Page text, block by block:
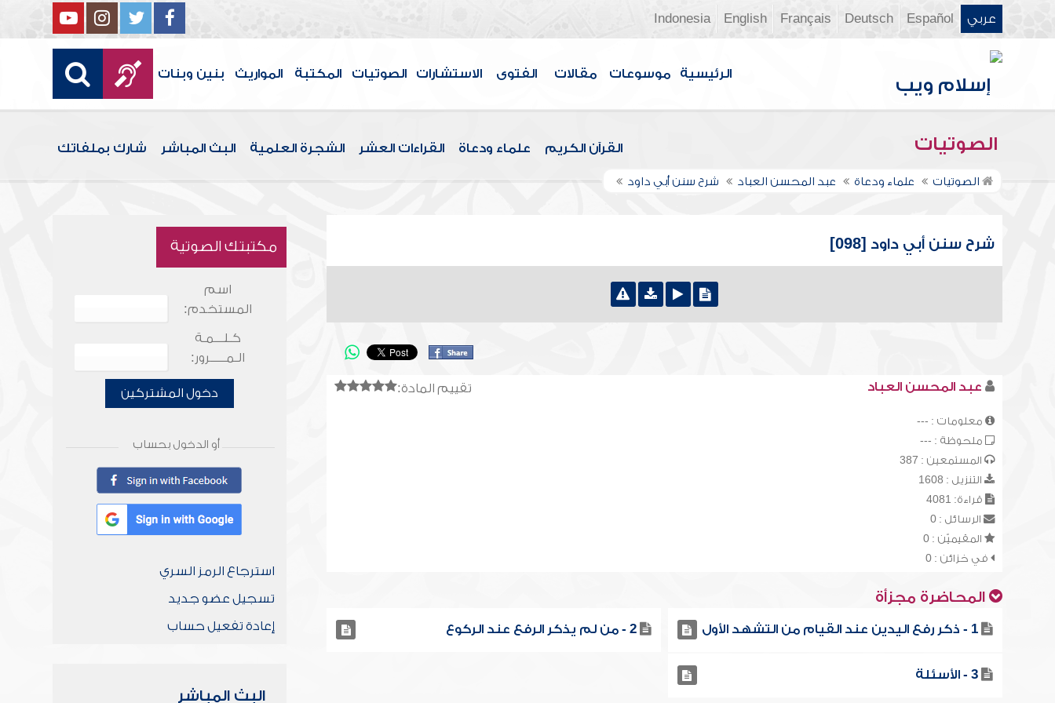
عربي Español
Deutsch
Français
English
Indonesia
الرئيسية موسوعات مقالات الفتوى الاستشارات الصوتيات المكتبة المواريث بنين وبنات
الصوتيات القرآن الكريم علماء ودعاة القراءات العشر الشجرة العلمية البث المباشر شارك بملفاتك
الصوتيات علماء ودعاة عبد المحسن العباد شرح سنن أبي داود
شرح سنن أبي داود [098]
تقييم المادة: عبد المحسن العباد
معلومات : ---
ملحوظة : ---
المستمعين : 387
التنزيل : 1608
قراءة: 4081
الرسائل : 0
المقيميّن : 0
في خزائن : 0
المحاضرة مجزأة
1 - ذكر رفع اليدين عند القيام من التشهد الأول 2 - من لم يذكر الرفع عند الركوع
3 - الأسئلة
مكتبتك الصوتية
اسم
المستخدم:
كـلـــمـة
الـمـــــرور:
دخول المشتركين
أو الدخول بحساب
استرجاع الرمز السري
تسجيل عضو جديد
إعادة تفعيل حساب
البث المباشر